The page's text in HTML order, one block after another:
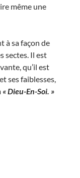
même une
à sa façon de
sectes. Il est
qu’il est
ses faiblesses,
« Dieu-En-Soi. »